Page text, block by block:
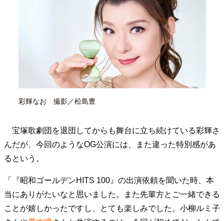
一生モノの愛用品
60代のネクストステージ
社会・カルチャー・マネー
地域とつながる/お金との付き合い方
彩輝なお 撮影／松島豊
宝塚歌劇団を退団してからも舞台に立ち続けている彩輝さ
んだが、今回のようなOG公演には、また違った特別感があ
るという。
「『昭和ゴールデンHITS 100』の出演依頼を聞いた時、本
当にありがたいなと思いました。また先輩方とご一緒できる
ことが嬉しかったですし、とても楽しみでした。小柳ルミ子